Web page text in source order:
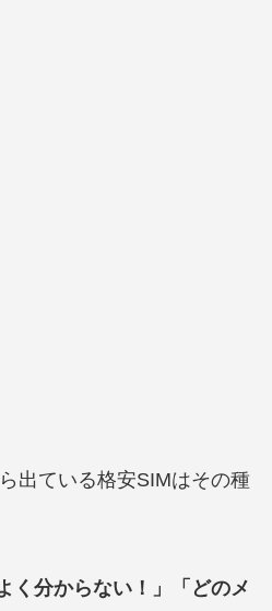
出ている格安SIMはその種
く分からない！」「どのメ